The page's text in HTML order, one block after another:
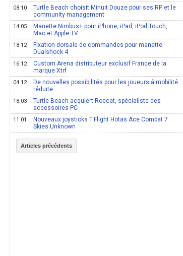
08.10
Turtle Beach choisit Minuit Douze pour ses RP et le
community management
14.05
Manette Nimbus+ pour iPhone, iPad, iPod Touch,
Mac et Apple TV
18.12
Fixation dorsale de commandes pour manette
Dualshock 4
16.12
Custom Arena distributeur exclusif France de la
marque Xtrf
04.12
De nouvelles possibilités pour les joueurs à mobilité
réduite
18.03
Turtle Beach acquiert Roccat, spécialiste des
accessoires PC
11.01
Nouveaux joysticks T.Flight Hotas Ace Combat 7
Skies Unknown
Articles précédents